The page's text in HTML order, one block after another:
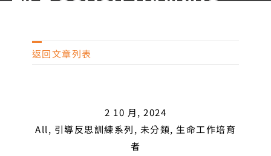
返回文章列表
2 10 月, 2024
All, 引導反思訓練系列, 未分類, 生命工作培育
者